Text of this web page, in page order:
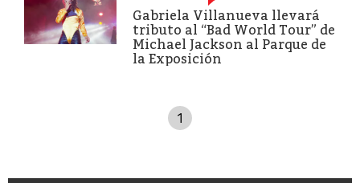
Gabriela Villanueva llevará
tributo al “Bad World Tour” de
Michael Jackson al Parque de
la Exposición
1